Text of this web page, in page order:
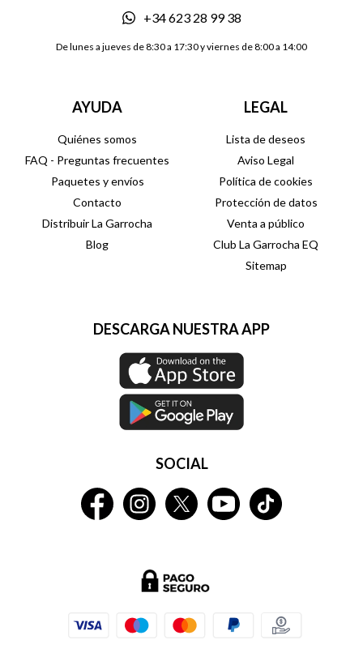
+34 623 28 99 38
De lunes a jueves de 8:30 a 17:30 y viernes de 8:00 a 14:00
AYUDA
Quiénes somos
FAQ - Preguntas frecuentes
Paquetes y envíos
Contacto
Distribuir La Garrocha
Blog
LEGAL
Lista de deseos
Aviso Legal
Política de cookies
Protección de datos
Venta a público
Club La Garrocha EQ
Sitemap
DESCARGA NUESTRA APP
SOCIAL